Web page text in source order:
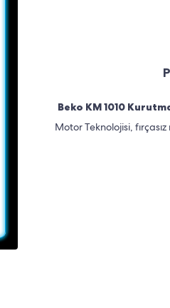
Beko KM 1010
Motor Teknolojisi,